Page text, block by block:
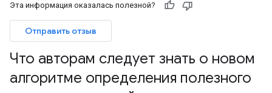
Эта информация оказалась полезной?
Отправить отзыв
Что авторам следует знать о новом
алгоритме определения полезного